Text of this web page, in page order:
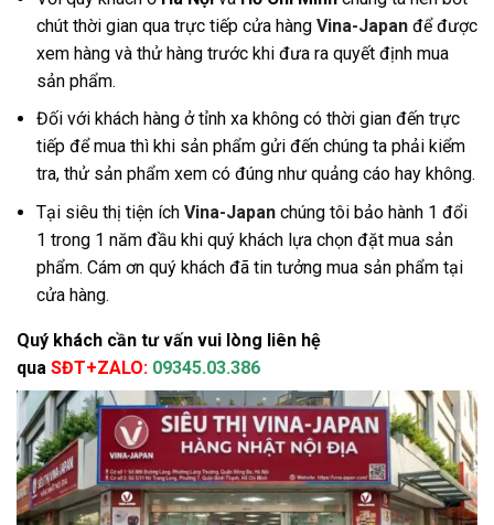
chút thời gian qua trực tiếp cửa hàng Vina-Japan để được
xem hàng và thử hàng trước khi đưa ra quyết định mua
sản phẩm.
Đối với khách hàng ở tỉnh xa không có thời gian đến trực
tiếp để mua thì khi sản phẩm gửi đến chúng ta phải kiểm
tra, thử sản phẩm xem có đúng như quảng cáo hay không.
Tại siêu thị tiện ích Vina-Japan chúng tôi bảo hành 1 đổi
1 trong 1 năm đầu khi quý khách lựa chọn đặt mua sản
phẩm. Cám ơn quý khách đã tin tưởng mua sản phẩm tại
cửa hàng.
Quý khách cần tư vấn vui lòng liên hệ
qua SĐT+ZALO: 09345.03.386